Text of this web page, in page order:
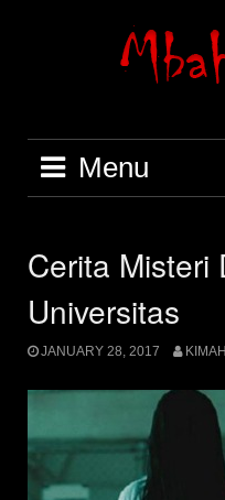
Menu
Cerita Misteri
Universitas
JANUARY 28, 2017